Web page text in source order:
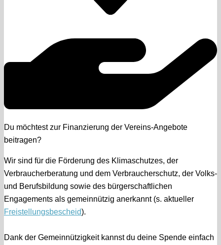
Du möchtest zur Finanzierung der Vereins-Angebote
beitragen?
Wir sind für die Förderung des Klimaschutzes, der
Verbraucherberatung und dem Verbraucherschutz, der Volks-
und Berufsbildung sowie des bürgerschaftlichen
Engagements als gemeinnützig anerkannt (s. aktueller
Freistellungsbescheid).
Dank der Gemeinnützigkeit kannst du deine Spende einfach